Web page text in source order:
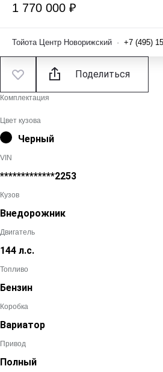
1 770 000 ₽
Тойота Центр Новорижский · +7 (495)
Поделиться
Комплектация
Цвет кузова
Черный
VIN
*************2253
Кузов
Внедорожник
Двигатель
144 л.с.
Топливо
Бензин
Коробка
Вариатор
Привод
Полный